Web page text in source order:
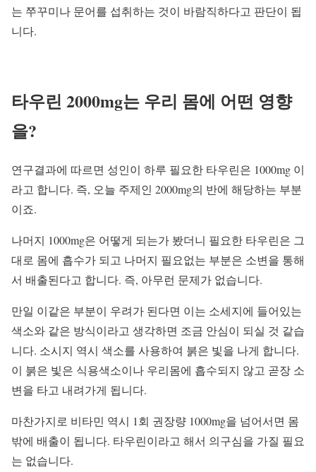
는 쭈꾸미나 문어를 섭취하는 것이 바람직하다고 판단이 됩
니다.
타우린 2000mg는 우리 몸에 어떤 영향
을?
연구결과에 따르면 성인이 하루 필요한 타우린은 1000mg 이
라고 합니다. 즉, 오늘 주제인 2000mg의 반에 해당하는 부분
이죠.
나머지 1000mg은 어떻게 되는가 봤더니 필요한 타우린은 그
대로 몸에 흡수가 되고 나머지 필요없는 부분은 소변을 통해
서 배출된다고 합니다. 즉, 아무런 문제가 없습니다.
만일 이같은 부분이 우려가 된다면 이는 소세지에 들어있는
색소와 같은 방식이라고 생각하면 조금 안심이 되실 것 같습
니다. 소시지 역시 색소를 사용하여 붉은 빛을 나게 합니다.
이 붉은 빛은 식용색소이나 우리몸에 흡수되지 않고 곧장 소
변을 타고 내려가게 됩니다.
마찬가지로 비타민 역시 1회 권장량 1000mg을 넘어서면 몸
밖에 배출이 됩니다. 타우린이라고 해서 의구심을 가질 필요
는 없습니다.